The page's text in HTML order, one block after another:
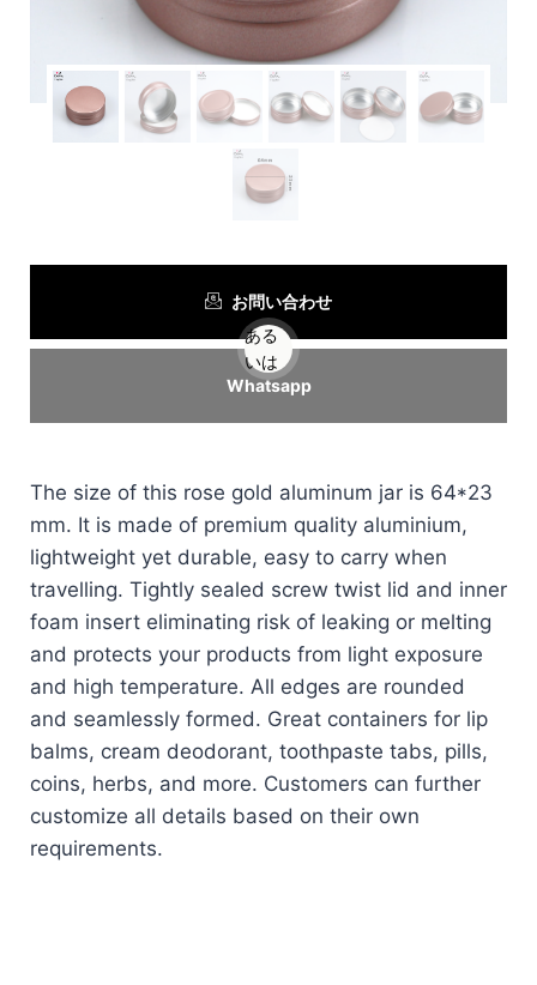
お問い合わせ
ある
いは
Whatsapp
The size of this rose gold aluminum jar is 64*23
mm. It is made of premium quality aluminium,
lightweight yet durable, easy to carry when
travelling. Tightly sealed screw twist lid and inner
foam insert eliminating risk of leaking or melting
and protects your products from light exposure
and high temperature. All edges are rounded
and seamlessly formed. Great containers for lip
balms, cream deodorant, toothpaste tabs, pills,
coins, herbs, and more. Customers can further
customize all details based on their own
requirements.